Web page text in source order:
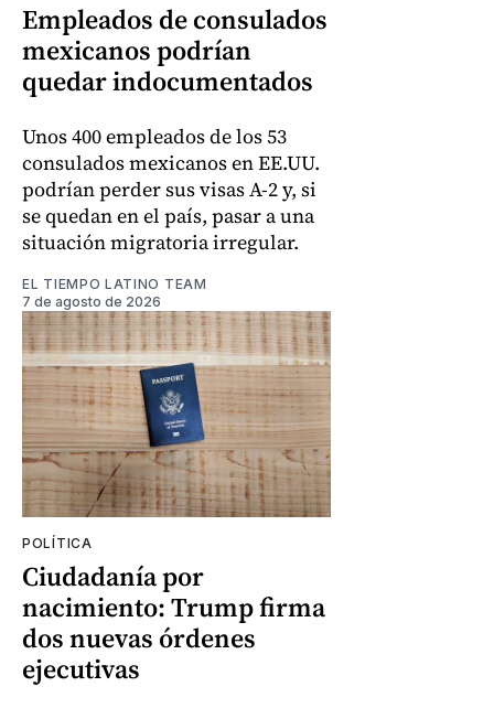
Empleados de consulados
mexicanos podrían
quedar indocumentados
Unos 400 empleados de los 53
consulados mexicanos en EE.UU.
podrían perder sus visas A-2 y, si
se quedan en el país, pasar a una
situación migratoria irregular.
EL TIEMPO LATINO TEAM
7 de agosto de 2026
POLÍTICA
Ciudadanía por
nacimiento: Trump firma
dos nuevas órdenes
ejecutivas